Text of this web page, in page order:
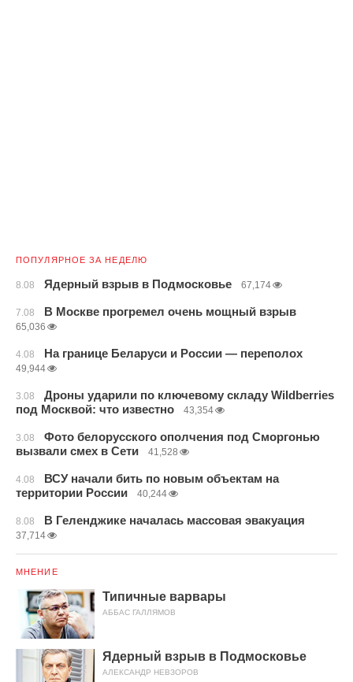
ПОПУЛЯРНОЕ ЗА НЕДЕЛЮ
8.08 Ядерный взрыв в Подмосковье 67,174
7.08 В Москве прогремел очень мощный взрыв
65,036
4.08 На границе Беларуси и России — переполох
49,944
3.08
Дроны ударили по ключевому складу Wildberries
под Москвой: что известно
43,354
3.08
Фото белорусского ополчения под Сморгонью
вызвали смех в Сети
41,528
4.08
ВСУ начали бить по новым объектам на
территории России
40,244
8.08 В Геленджике началась массовая эвакуация
37,714
МНЕНИЕ
Типичные варвары
АББАС ГАЛЛЯМОВ
Ядерный взрыв в Подмосковье
АЛЕКСАНДР НЕВЗОРОВ